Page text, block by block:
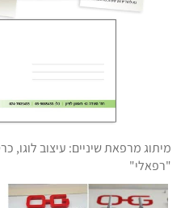
מיתוג מרפאת שיניים: עיצוב לוגו,
"רפאלי"